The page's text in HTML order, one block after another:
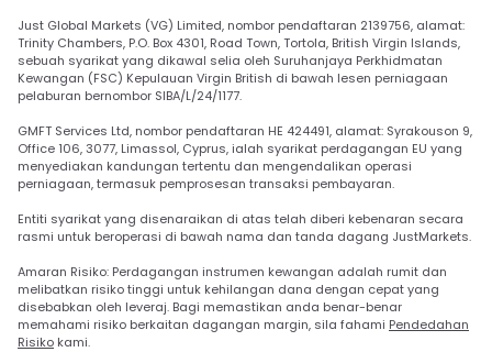
Just Global Markets (VG) Limited, nombor pendaftaran 2139756, alamat:
Trinity Chambers, P.O. Box 4301, Road Town, Tortola, British Virgin Islands,
sebuah syarikat yang dikawal selia oleh Suruhanjaya Perkhidmatan
Kewangan (FSC) Kepulauan Virgin British di bawah lesen perniagaan
pelaburan bernombor SIBA/L/24/1177.
GMFT Services Ltd, nombor pendaftaran HE 424491, alamat: Syrakouson 9,
Office 106, 3077, Limassol, Cyprus, ialah syarikat perdagangan EU yang
menyediakan kandungan tertentu dan mengendalikan operasi
perniagaan, termasuk pemprosesan transaksi pembayaran.
Entiti syarikat yang disenaraikan di atas telah diberi kebenaran secara
rasmi untuk beroperasi di bawah nama dan tanda dagang JustMarkets.
Amaran Risiko: Perdagangan instrumen kewangan adalah rumit dan
melibatkan risiko tinggi untuk kehilangan dana dengan cepat yang
disebabkan oleh leveraj. Bagi memastikan anda benar-benar
memahami risiko berkaitan dagangan margin, sila fahami Pendedahan
Risiko kami.